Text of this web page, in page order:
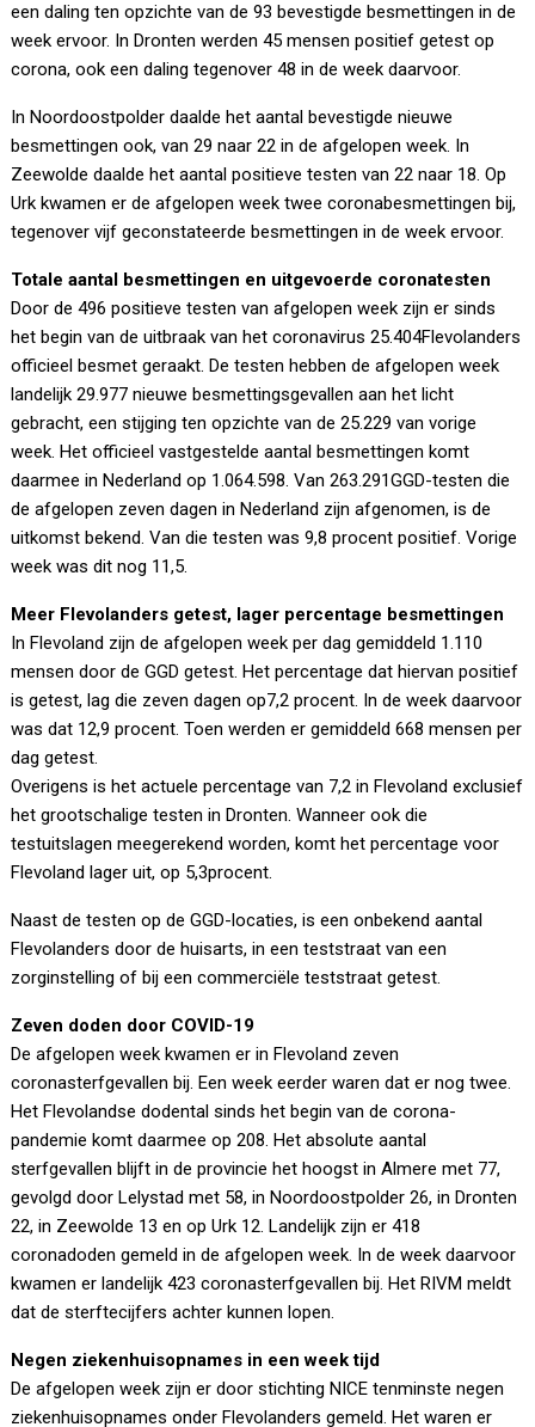
een daling ten opzichte van de 93 bevestigde besmettingen in de
week ervoor. In Dronten werden 45 mensen positief getest op
corona, ook een daling tegenover 48 in de week daarvoor.
In Noordoostpolder daalde het aantal bevestigde nieuwe
besmettingen ook, van 29 naar 22 in de afgelopen week. In
Zeewolde daalde het aantal positieve testen van 22 naar 18. Op
Urk kwamen er de afgelopen week twee coronabesmettingen bij,
tegenover vijf geconstateerde besmettingen in de week ervoor.
Totale aantal besmettingen en uitgevoerde coronatesten
Door de 496 positieve testen van afgelopen week zijn er sinds
het begin van de uitbraak van het coronavirus 25.404Flevolanders
officieel besmet geraakt. De testen hebben de afgelopen week
landelijk 29.977 nieuwe besmettingsgevallen aan het licht
gebracht, een stijging ten opzichte van de 25.229 van vorige
week. Het officieel vastgestelde aantal besmettingen komt
daarmee in Nederland op 1.064.598. Van 263.291GGD-testen die
de afgelopen zeven dagen in Nederland zijn afgenomen, is de
uitkomst bekend. Van die testen was 9,8 procent positief. Vorige
week was dit nog 11,5.
Meer Flevolanders getest, lager percentage besmettingen
In Flevoland zijn de afgelopen week per dag gemiddeld 1.110
mensen door de GGD getest. Het percentage dat hiervan positief
is getest, lag die zeven dagen op7,2 procent. In de week daarvoor
was dat 12,9 procent. Toen werden er gemiddeld 668 mensen per
dag getest.
Overigens is het actuele percentage van 7,2 in Flevoland exclusief
het grootschalige testen in Dronten. Wanneer ook die
testuitslagen meegerekend worden, komt het percentage voor
Flevoland lager uit, op 5,3procent.
Naast de testen op de GGD-locaties, is een onbekend aantal
Flevolanders door de huisarts, in een teststraat van een
zorginstelling of bij een commerciële teststraat getest.
Zeven doden door COVID-19
De afgelopen week kwamen er in Flevoland zeven
coronasterfgevallen bij. Een week eerder waren dat er nog twee.
Het Flevolandse dodental sinds het begin van de corona-
pandemie komt daarmee op 208. Het absolute aantal
sterfgevallen blijft in de provincie het hoogst in Almere met 77,
gevolgd door Lelystad met 58, in Noordoostpolder 26, in Dronten
22, in Zeewolde 13 en op Urk 12. Landelijk zijn er 418
coronadoden gemeld in de afgelopen week. In de week daarvoor
kwamen er landelijk 423 coronasterfgevallen bij. Het RIVM meldt
dat de sterftecijfers achter kunnen lopen.
Negen ziekenhuisopnames in een week tijd
De afgelopen week zijn er door stichting NICE tenminste negen
ziekenhuisopnames onder Flevolanders gemeld. Het waren er